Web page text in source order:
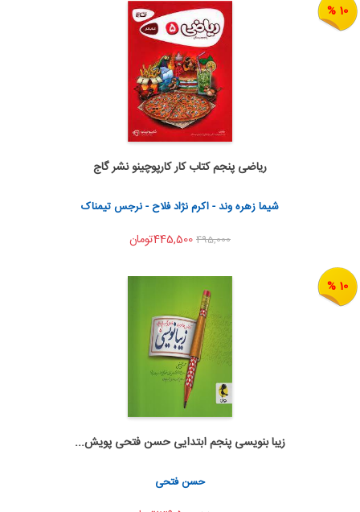
10 %
اضافه به سبد خرید
اشتراک گذاری
ریاضی پنجم کتاب کار کارپوچینو نشر گاج
شیما زهره وند - اکرم نژاد فلاح - نرجس تیمناک
495,000
10 %
اضافه به سبد خرید
اشتراک گذاری
زیبا بنویسی پنجم ابتدایی حسن فتحی پویش...
حسن فتحی